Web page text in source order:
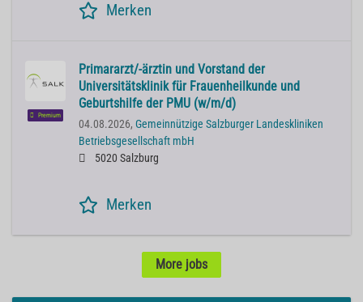
Merken
Premium
Primararzt/-ärztin und Vorstand der
Universitätsklinik für Frauenheilkunde und
Geburtshilfe der PMU (w/m/d)
04.08.2026, Gemeinnützige Salzburger Landeskliniken
Betriebsgesellschaft mbH
5020 Salzburg
Merken
More jobs